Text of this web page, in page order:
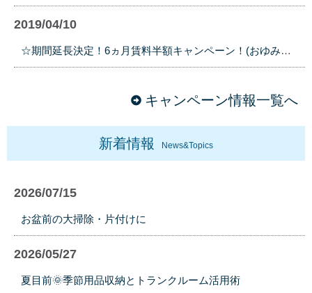
2019/04/10
☆期間延長決定！6ヵ月賃料半額キャンペーン！(おゆみ野中央,長沼原,ユーカリが丘2)☆
キャンペーン情報一覧へ
新着情報 News&Topics
2026/07/15
お盆前の大掃除・片付けに
2026/05/27
夏目前🌞季節用品収納とトランクルーム活用術